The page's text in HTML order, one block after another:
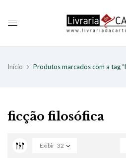
Início Produtos marcados com a tag
ficção filosófica
Exibir 32